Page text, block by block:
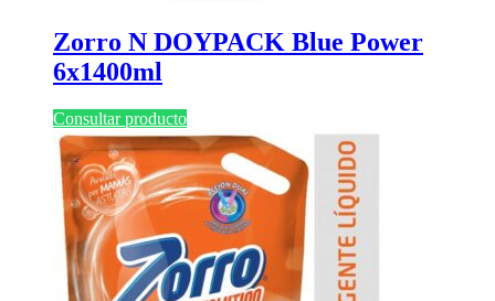
Zorro N DOYPACK Blue Power
6x1400ml
Consultar producto